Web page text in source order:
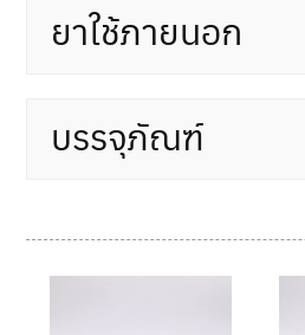
ยาใช้ภายนอก
บรรจุภัณฑ์